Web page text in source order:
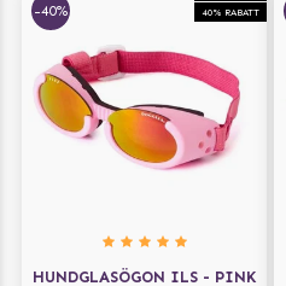
40% RABATT
-40%
HUNDGLASÖGON ILS - PINK